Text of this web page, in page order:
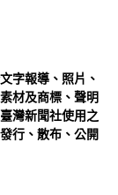
字報導、照片、
材及商標、聲明
灣新聞社使用之
行、散布、公開